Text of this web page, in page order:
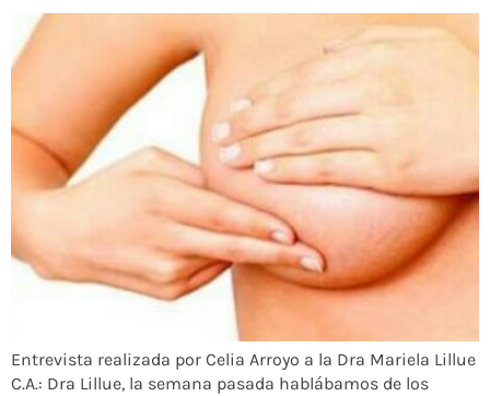
Entrevista realizada por Celia Arroyo a la Dra Mariela Lillue
C.A.: Dra Lillue, la semana pasada hablábamos de los